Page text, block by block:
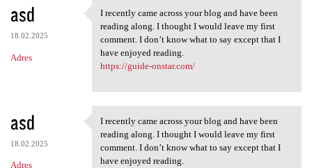
asd
18.02.2025
Adres
I recently came across your
I recently came across your blog and have been
reading along. I thought I would leave my first
comment. I don’t know what to say except that I
have enjoyed reading.
https://guide-onstar.com/
asd
18.02.2025
Adres
I recently came across your
I recently came across your blog and have been
reading along. I thought I would leave my first
comment. I don’t know what to say except that I
have enjoyed reading.